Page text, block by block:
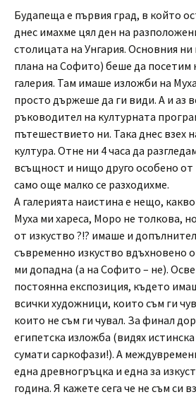
Будапеща е първия град, в който
днес имахме цял ден на
столицата на Унгария. Основния
плана на Софито) беше да посетим
галерия. Там имаше изложби на
просто държеше да ги види. А и аз
ръководител на културната
пътешествието ни. Така днес взех
култура. Отне ни 4 часа да
всъщност и нищо друго особено от
само още малко се разходихме.
А галерията наистина е нещо,
Муха ми хареса, Моро не толкова,
от изкуство ?!? имаше и
съвременно изкуство вдъхновено
ми допадна (а на Софито – не).
постоянна експозиция, където
всички художници, които съм ги
които не съм ги чувал. За финал
египетска изложба (видях
сумати саркофази!). А
една древногръцка и една за
година. Я кажете сега че не съм си